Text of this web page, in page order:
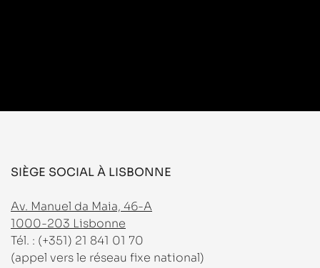
SIÈGE SOCIAL À LISBONNE
Av. Manuel da Maia, 46-A
1000-203 Lisbonne
Tél. : (+351) 21 841 01 70
(appel vers le réseau fixe national)